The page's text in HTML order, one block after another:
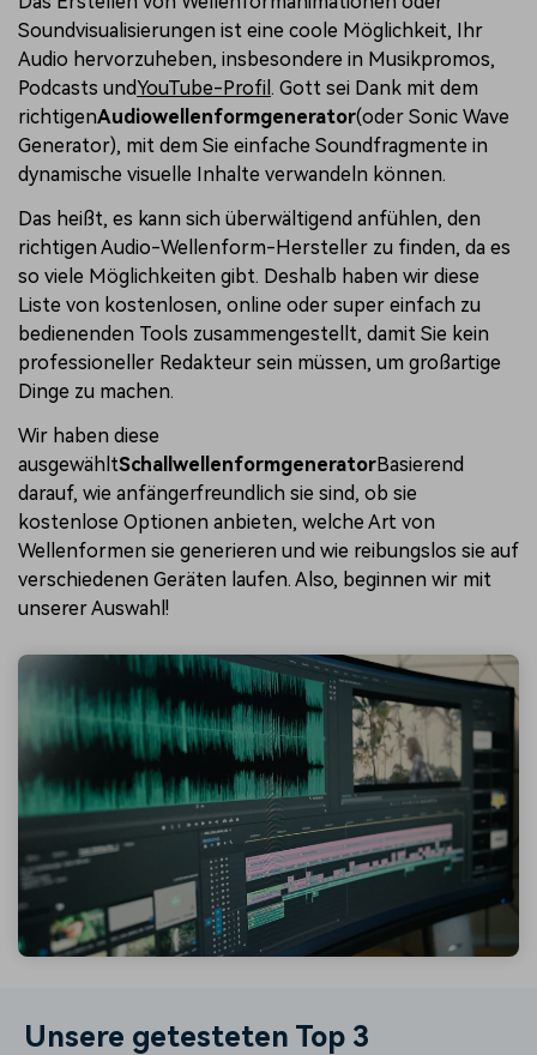
Soundvisualisierungen ist eine coole Möglichkeit, Ihr
Audio hervorzuheben, insbesondere in Musikpromos,
Podcasts undYouTube-Profil . Gott sei Dank mit dem
richtigenAudiowellenformgenerator(oder Sonic Wave
Generator), mit dem Sie einfache Soundfragmente in
dynamische visuelle Inhalte verwandeln können.
Das heißt, es kann sich überwältigend anfühlen, den
richtigen Audio-Wellenform-Hersteller zu finden, da es
so viele Möglichkeiten gibt. Deshalb haben wir diese
Liste von kostenlosen, online oder super einfach zu
bedienenden Tools zusammengestellt, damit Sie kein
professioneller Redakteur sein müssen, um großartige
Dinge zu machen.
Wir haben diese
ausgewähltSchallwellenformgeneratorBasierend
darauf, wie anfängerfreundlich sie sind, ob sie
kostenlose Optionen anbieten, welche Art von
Wellenformen sie generieren und wie reibungslos sie auf
verschiedenen Geräten laufen. Also, beginnen wir mit
unserer Auswahl!
Unsere getesteten Top 3